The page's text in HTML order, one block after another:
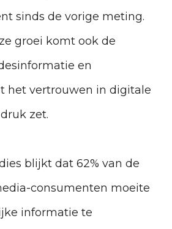
sinds de vorige meting.
groei komt ook de
en
het vertrouwen in digitale
zet.
blijkt dat 62% van de
consumenten moeite
informatie te